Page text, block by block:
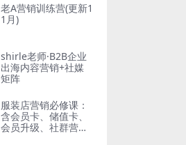
老A营销训练营(更新1
1月)
shirle老师·B2B企业
出海内容营销+社媒
矩阵
服装店营销必修课：
含会员卡、储值卡、
会员升级、社群营销